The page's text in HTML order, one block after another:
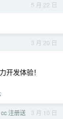
5 月 22 日
3 月 20 日
开发体验！
3 月 10 日
注册送